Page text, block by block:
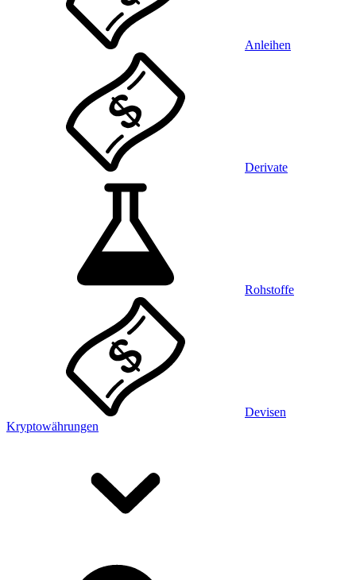
Anleihen
Derivate
Rohstoffe
Devisen
Kryptowährungen